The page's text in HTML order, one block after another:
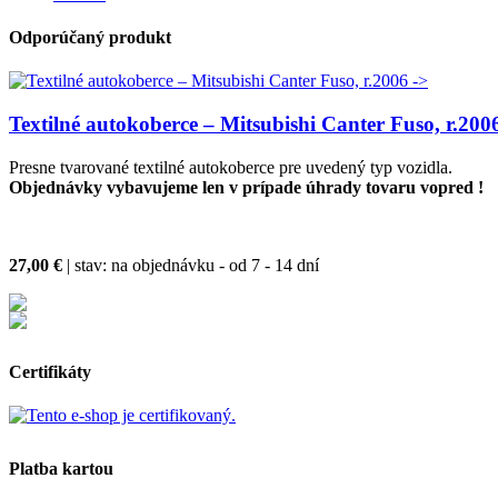
Odporúčaný produkt
Textilné autokoberce – Mitsubishi Canter Fuso,
Presne tvarované textilné autokoberce pre uvedený typ vozidla.
Objednávky vybavujeme len v prípade úhrady tovaru vopred !
27,00 € | stav: na objednávku - od 7 - 14 dní
Certifikáty
Platba kartou